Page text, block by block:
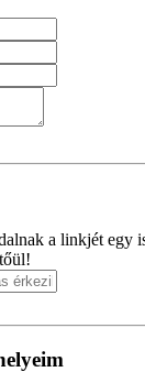
a linkjét egy